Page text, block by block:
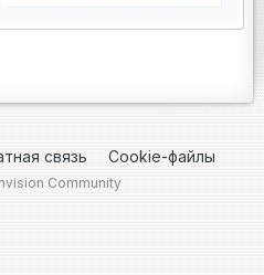
связь Cookie-файлы
Community